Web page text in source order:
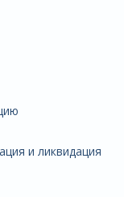
и ликвидация